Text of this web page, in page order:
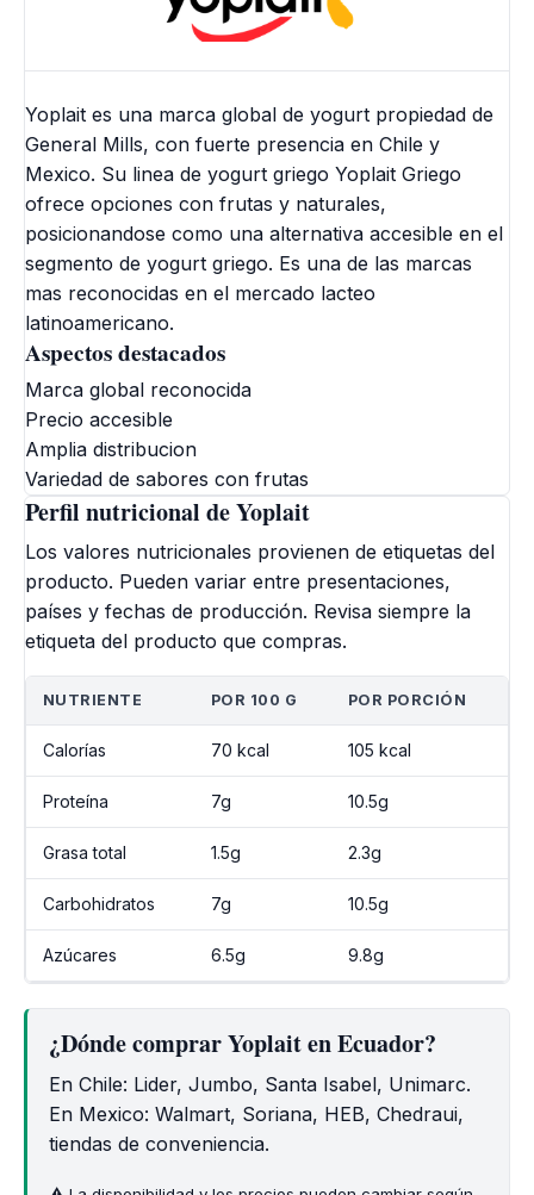
Yoplait es una marca global de yogurt propiedad de
General Mills, con fuerte presencia en Chile y
Mexico. Su linea de yogurt griego Yoplait Griego
ofrece opciones con frutas y naturales,
posicionandose como una alternativa accesible en el
segmento de yogurt griego. Es una de las marcas
mas reconocidas en el mercado lacteo
latinoamericano.
Aspectos destacados
Marca global reconocida
Precio accesible
Amplia distribucion
Variedad de sabores con frutas
Perfil nutricional de Yoplait
Los valores nutricionales provienen de etiquetas del
producto. Pueden variar entre presentaciones,
países y fechas de producción. Revisa siempre la
etiqueta del producto que compras.
NUTRIENTE POR 100 G POR PORCIÓN
Calorías 70 kcal 105 kcal
Proteína 7g 10.5g
Grasa total 1.5g 2.3g
Carbohidratos 7g 10.5g
Azúcares 6.5g 9.8g
¿Dónde comprar Yoplait en Ecuador?
En Chile: Lider, Jumbo, Santa Isabel, Unimarc.
En Mexico: Walmart, Soriana, HEB, Chedraui,
tiendas de conveniencia.